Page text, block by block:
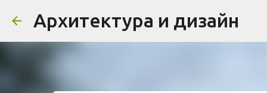
Архитектура и дизайн